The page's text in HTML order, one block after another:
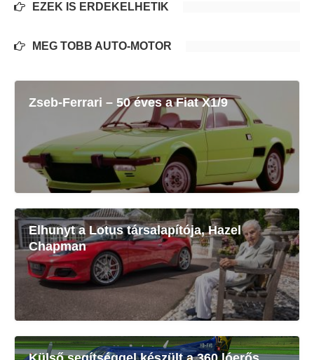
EZEK IS ÉRDEKELHETIK
MÉG TÖBB AUTÓ-MOTOR
Zseb-Ferrari – 50 éves a Fiat X1/9
Elhunyt a Lotus társalapítója, Hazel
Chapman